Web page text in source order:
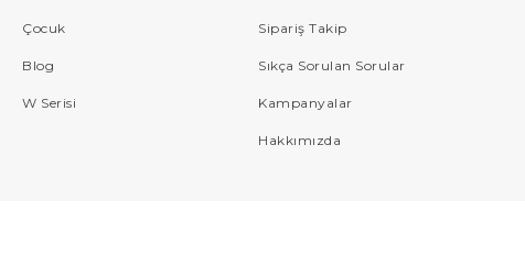
Çocuk
Blog
W Serisi
Sipariş Takip
Sıkça Sorulan Sorular
Kampanyalar
Hakkımızda